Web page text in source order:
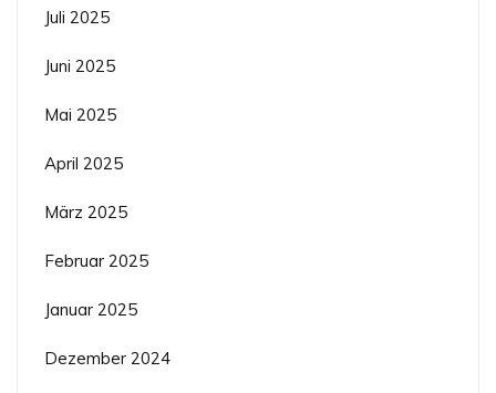
Juli 2025
Juni 2025
Mai 2025
April 2025
März 2025
Februar 2025
Januar 2025
Dezember 2024